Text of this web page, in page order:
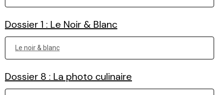
Dossier 1 : Le Noir & Blanc
Le noir & blanc
Dossier 8 : La photo culinaire